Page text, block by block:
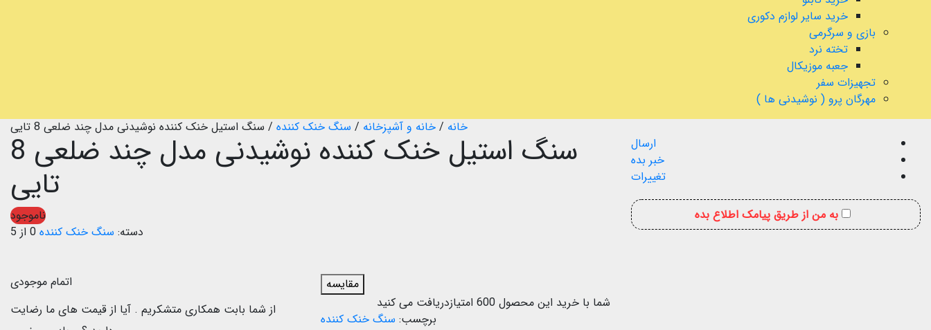
خرید سایر لوازم دکوری
بازی و سرگرمی
تخته نرد
جعبه موزیکال
تجهیزات سفر
مهرگان پرو ( نوشیدنی ها )
خانه / خانه و آشپزخانه / سنگ خنک کننده / سنگ استیل خنک کننده نوشیدنی مدل چند ضلعی 8 تایی
ارسال
خبر بده
تغییرات
به من از طریق پیامک اطلاع بده
سنگ استیل خنک کننده نوشیدنی مدل چند ضلعی 8
تایی
ناموجود
دسته: سنگ خنک کننده 0 از 5
مقایسه
شما با خرید این محصول 600 امتیازدریافت می کنید
برچسب: سنگ خنک کننده
اتمام موجودی
از شما بابت همکاری متشکریم . آیا از قیمت های ما رضایت